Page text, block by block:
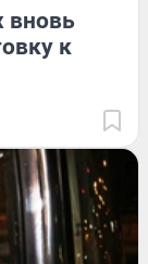
вновь
к